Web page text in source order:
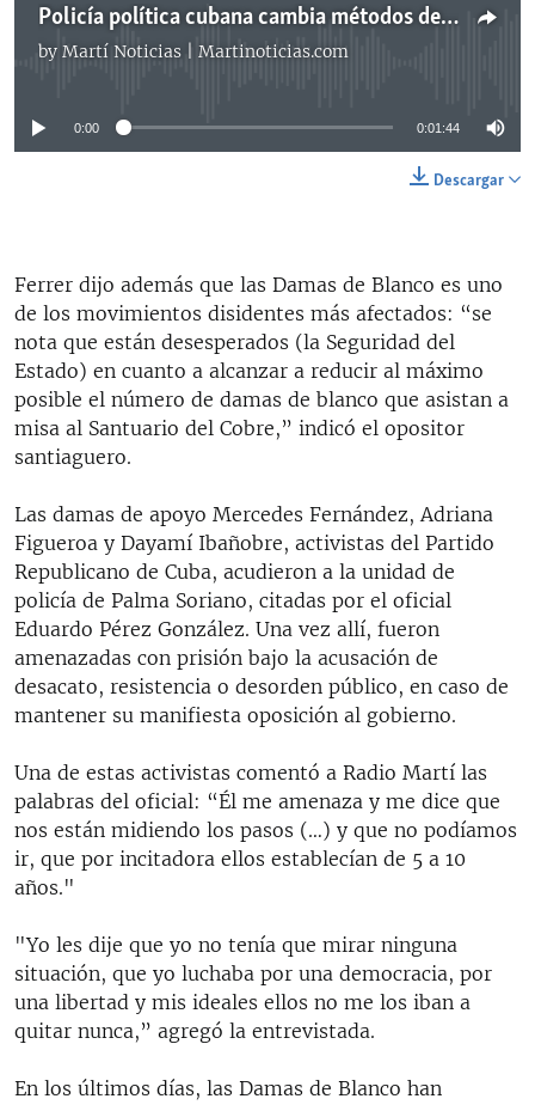
Policía política cubana cambia métodos de represión
by Martí Noticias | Martinoticias.com
No media source currently available
0:00 0:01:44
Descargar
Ferrer dijo además que las Damas de Blanco es uno
de los movimientos disidentes más afectados: “se
nota que están desesperados (la Seguridad del
Estado) en cuanto a alcanzar a reducir al máximo
posible el número de damas de blanco que asistan a
misa al Santuario del Cobre,” indicó el opositor
santiaguero.
Las damas de apoyo Mercedes Fernández, Adriana
Figueroa y Dayamí Ibañobre, activistas del Partido
Republicano de Cuba, acudieron a la unidad de
policía de Palma Soriano, citadas por el oficial
Eduardo Pérez González. Una vez allí, fueron
amenazadas con prisión bajo la acusación de
desacato, resistencia o desorden público, en caso de
mantener su manifiesta oposición al gobierno.
Una de estas activistas comentó a Radio Martí las
palabras del oficial: “Él me amenaza y me dice que
nos están midiendo los pasos (…) y que no podíamos
ir, que por incitadora ellos establecían de 5 a 10
años."
"Yo les dije que yo no tenía que mirar ninguna
situación, que yo luchaba por una democracia, por
una libertad y mis ideales ellos no me los iban a
quitar nunca,” agregó la entrevistada.
En los últimos días, las Damas de Blanco han